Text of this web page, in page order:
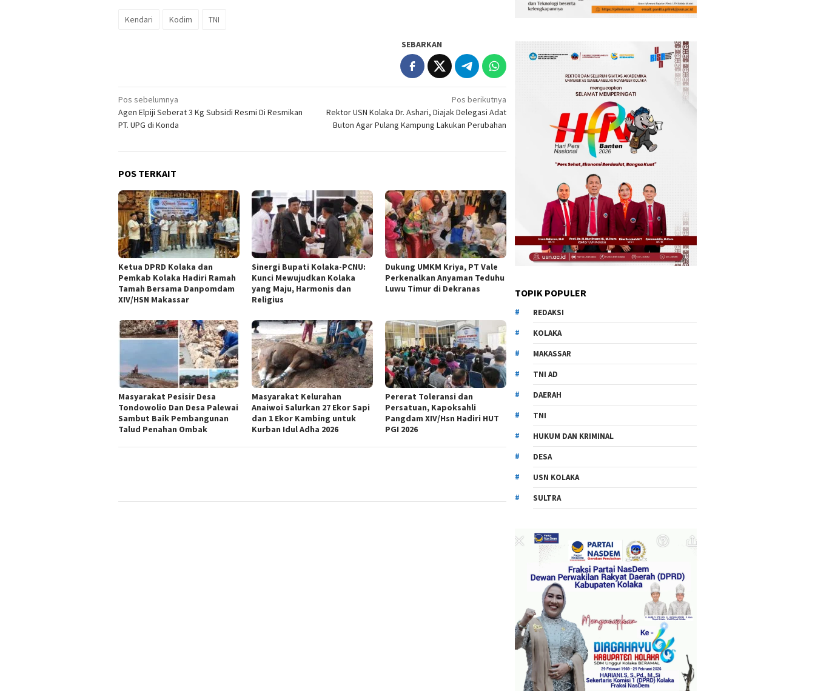
Kendari Kodim TNI
SEBARKAN
Navigasi
pos
Pos sebelumnya
Agen Elpiji Seberat 3 Kg Subsidi Resmi Di Resmikan
PT. UPG di Konda
Pos berikutnya
Rektor USN Kolaka Dr. Ashari, Diajak Delegasi Adat
Buton Agar Pulang Kampung Lakukan Perubahan
POS TERKAIT
Ketua DPRD Kolaka dan
Pemkab Kolaka Hadiri Ramah
Tamah Bersama Danpomdam
XIV/HSN Makassar
Sinergi Bupati Kolaka-PCNU:
Kunci Mewujudkan Kolaka
yang Maju, Harmonis dan
Religius
Dukung UMKM Kriya, PT Vale
Perkenalkan Anyaman Teduhu
Luwu Timur di Dekranas
Masyarakat Pesisir Desa
Tondowolio Dan Desa Palewai
Sambut Baik Pembangunan
Talud Penahan Ombak
Masyarakat Kelurahan
Anaiwoi Salurkan 27 Ekor Sapi
dan 1 Ekor Kambing untuk
Kurban Idul Adha 2026
Pererat Toleransi dan
Persatuan, Kapoksahli
Pangdam XIV/Hsn Hadiri HUT
PGI 2026
TOPIK POPULER
REDAKSI
KOLAKA
MAKASSAR
TNI AD
DAERAH
TNI
HUKUM DAN KRIMINAL
DESA
USN KOLAKA
SULTRA